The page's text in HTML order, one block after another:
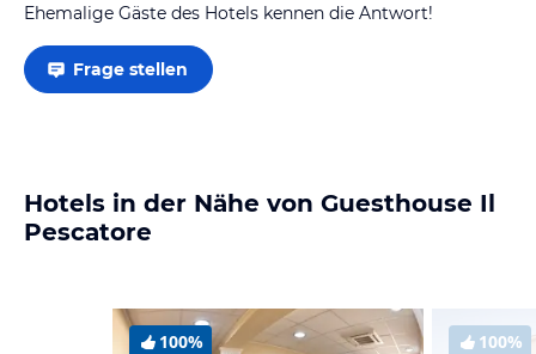
Ehemalige Gäste des Hotels kennen die Antwort!
Frage stellen
Hotels in der Nähe von Guesthouse Il
Pescatore
100% 100%